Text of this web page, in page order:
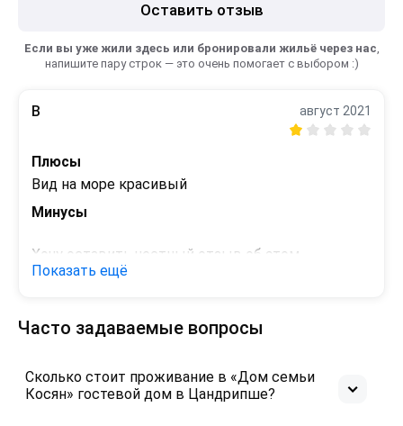
Оставить отзыв
Если вы уже жили здесь или бронировали жильё через нас,
напишите пару строк — это очень помогает с выбором :)
В август 2021
Плюсы
Вид на море красивый
Минусы
Хочу оставить честный отзыв об этом
"гостевом доме",чтобы люди знали что их ждет
приехали  мы большой компанией,
Эриком,он сказал ,что номеров много и места
хватит всем.
Показать ещё
Часто задаваемые вопросы
Сколько стоит проживание в «Дом семьи
Косян» гостевой дом в Цандрипше?